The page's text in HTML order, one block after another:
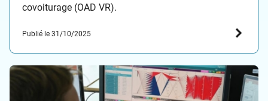
covoiturage (OAD VR).
Publié le 31/10/2025